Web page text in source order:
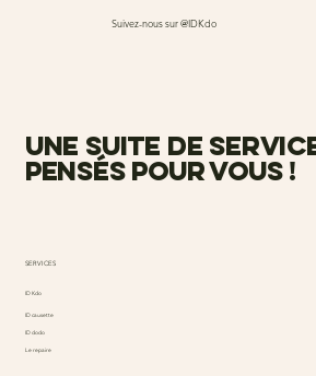
Suivez-nous sur @IDKdo
une suite de
pensés pour vous !
SERVICES
ID Kdo
ID causette
ID dodo
Le repaire